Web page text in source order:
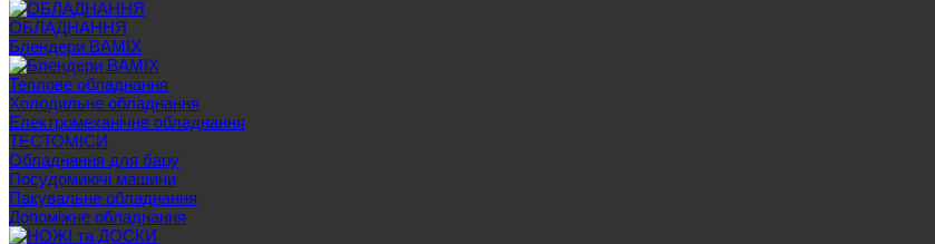
ОБЛАДНАННЯ
Блендери BAMIX
Теплове обладнання
Холодильне обладнання
Електромеханічне обладнання
ТЕСТОМІСИ
Обладнання для бару
Посудомиючі машини
Пакувальне обладнання
Допоміжне обладнання